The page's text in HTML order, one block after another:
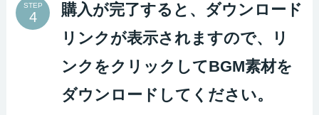
STEP
購入が完了すると、ダウンロード
リンクが表示されますので、リ
ンクをクリックしてBGM素材を
ダウンロードしてください。